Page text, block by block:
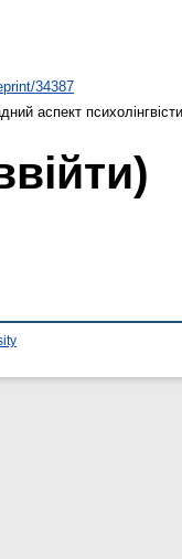
34387
аспект